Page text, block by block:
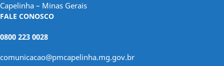
Capelinha – Minas Gerais
FALE CONOSCO
0800 223 0028
comunicacao@pmcapelinha.mg.gov.br